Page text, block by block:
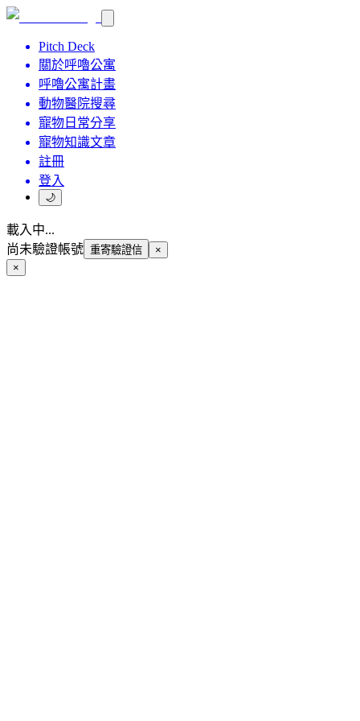
Pitch Deck
關於呼嚕公寓
呼嚕公寓計畫
動物醫院搜尋
寵物日常分享
寵物知識文章
註冊
登入
🌙
載入中...
尚未驗證帳號 重寄驗證信
×
×